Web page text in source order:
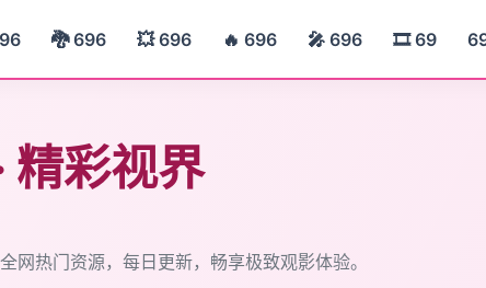
🐉 696 💥 696 🔥 696 🎤 696 🎞️ 69
精彩视界
热门资源，每日更新，畅享极致观影体验。